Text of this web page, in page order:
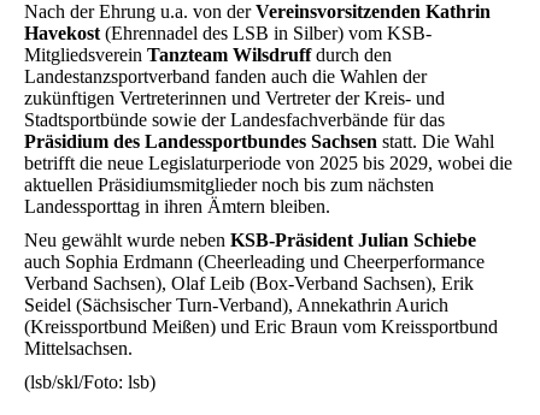
Nach der Ehrung u.a. von derVereinsvorsitzenden Kathrin
Havekost (Ehrennadel des LSB in Silber) vom KSB-
Mitgliedsverein Tanzteam Wilsdruffdurch den
Landestanzsportverband fanden auch die Wahlen der
zukünftigen Vertreterinnen und Vertreter der Kreis- und
Stadtsportbünde sowie der Landesfachverbände für das
Präsidium des Landessportbundes Sachsen statt. Die Wahl
betrifft die neue Legislaturperiode von 2025 bis 2029, wobei die
aktuellen Präsidiumsmitglieder noch bis zum nächsten
Landessporttag in ihren Ämtern bleiben.
Neu gewählt wurde neben KSB-Präsident Julian Schiebe
auch Sophia Erdmann (Cheerleading und Cheerperformance
Verband Sachsen), Olaf Leib (Box-Verband Sachsen), Erik
Seidel (Sächsischer Turn-Verband), Annekathrin Aurich
(Kreissportbund Meißen) und Eric Braun vom Kreissportbund
Mittelsachsen.
(lsb/skl/Foto: lsb)